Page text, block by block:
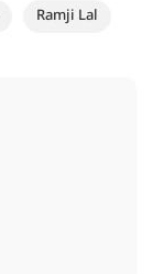
Ramji Lal